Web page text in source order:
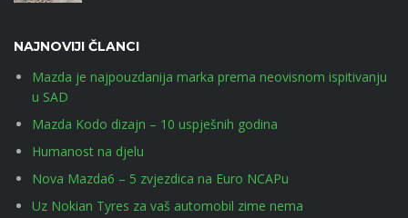
NAJNOVIJI ČLANCI
Mazda je najpouzdanija marka prema neovisnom ispitivanju
u SAD
Mazda Kodo dizajn – 10 uspješnih godina
Humanost na djelu
Nova Mazda6 – 5 zvjezdica na Euro NCAPu
Uz Nokian Tyres za vaš automobil zime nema